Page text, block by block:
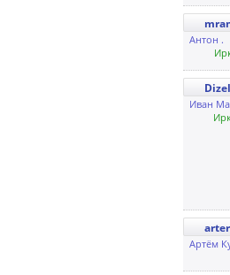
Антон .
Dizel
Иван
arter
Артём